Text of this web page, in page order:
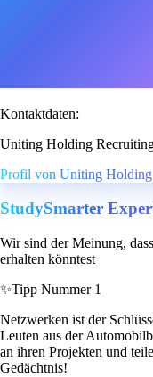
Kontaktdaten:
Uniting Holding
Profil von Uniting Holding
StudySmarter
Wir sind der Meinung,
erhalten könntest
✨Tipp Nummer 1
Netzwerken ist der
Leuten aus der
an ihren Projekten und
Gedächtnis!